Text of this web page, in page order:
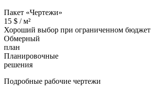
Пакет «Чертежи»
15 $ /м²
Хороший выбор при ограниченном бюджет
Обмерный
план
Планировочные
решения
Подробные рабочие чертежи